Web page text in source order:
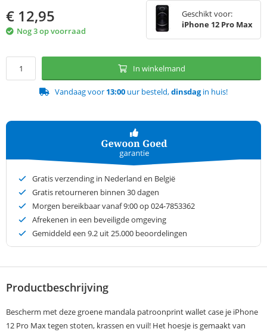
€ 12,95
Nog 3 op voorraad
Geschikt voor:
iPhone 12 Pro Max
In winkelmand
Vandaag voor 13:00 uur besteld,dinsdagin huis!
Gratis verzending in Nederland en België
Gratis retourneren binnen 30 dagen
Morgen bereikbaar vanaf 9:00 op 024-7853362
Afrekenen in een beveiligde omgeving
Gemiddeld een 9.2 uit 25.000 beoordelingen
Productbeschrijving
Bescherm met deze groene mandala patroonprint wallet case je iPhone
12 Pro Max tegen stoten, krassen en vuil! Het hoesje is gemaakt van